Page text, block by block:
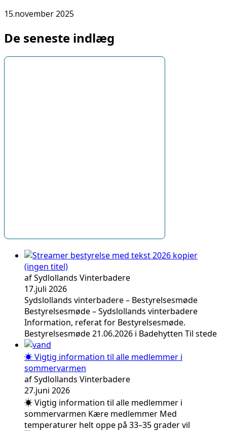
15.november 2025
De seneste indlæg
(ingen titel)
af Sydlollands Vinterbadere
17.juli 2026
Sydslollands vinterbadere – Bestyrelsesmøde
Bestyrelsesmøde – Sydslollands vinterbadere
Information, referat for Bestyrelsesmøde.
Bestyrelsesmøde 21.06.2026 i Badehytten Til stede
☀️ Vigtig information til alle medlemmer i
sommervarmen
af Sydlollands Vinterbadere
27.juni 2026
☀️ Vigtig information til alle medlemmer i
sommervarmen Kære medlemmer Med
temperaturer helt oppe på 33–35 grader vil